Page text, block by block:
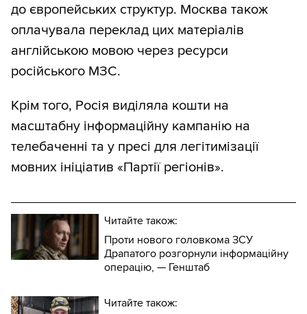
до європейських структур. Москва також
оплачувала переклад цих матеріалів
англійською мовою через ресурси
російського МЗС.
Крім того, Росія виділяла кошти на
масштабну інформаційну кампанію на
телебаченні та у пресі для легітимізації
мовних ініціатив «Партії регіонів».
Читайте також:
Проти нового головкома ЗСУ
Драпатого розгорнули інформаційну
операцію, — Генштаб
Читайте також: